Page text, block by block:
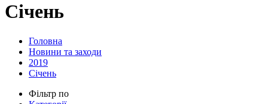
Січень
Головна
Новини та заходи
2019
Січень
Фільтр по